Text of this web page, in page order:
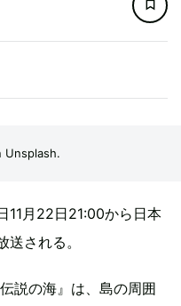
Unsplash.
11月22日21:00から日本
される。
説の海』は、島の周囲